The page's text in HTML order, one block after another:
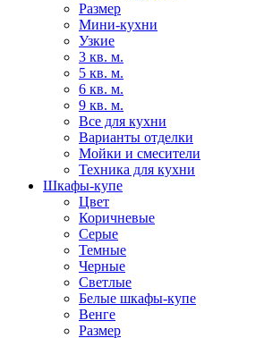
Размер
Мини-кухни
Узкие
3 кв. м.
5 кв. м.
6 кв. м.
9 кв. м.
Все для кухни
Варианты отделки
Мойки и смесители
Техника для кухни
Шкафы-купе
Цвет
Коричневые
Серые
Темные
Черные
Светлые
Белые шкафы-купе
Венге
Размер